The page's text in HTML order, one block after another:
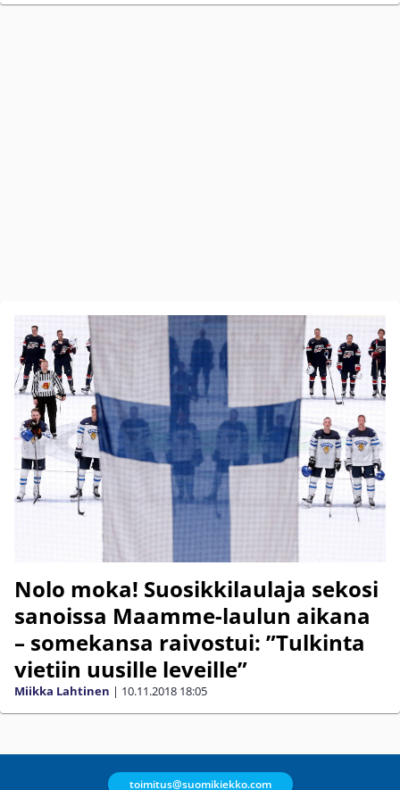
Nolo moka! Suosikkilaulaja sekosi
sanoissa Maamme-laulun aikana
– somekansa raivostui: ”Tulkinta
vietiin uusille leveille”
Miikka Lahtinen | 10.11.2018 18:05
toimitus@suomikiekko.com